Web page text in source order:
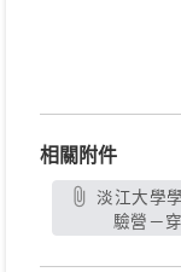
相關附件
淡江大學學校財團法人淡江大學辦理「2025德國體
驗營－